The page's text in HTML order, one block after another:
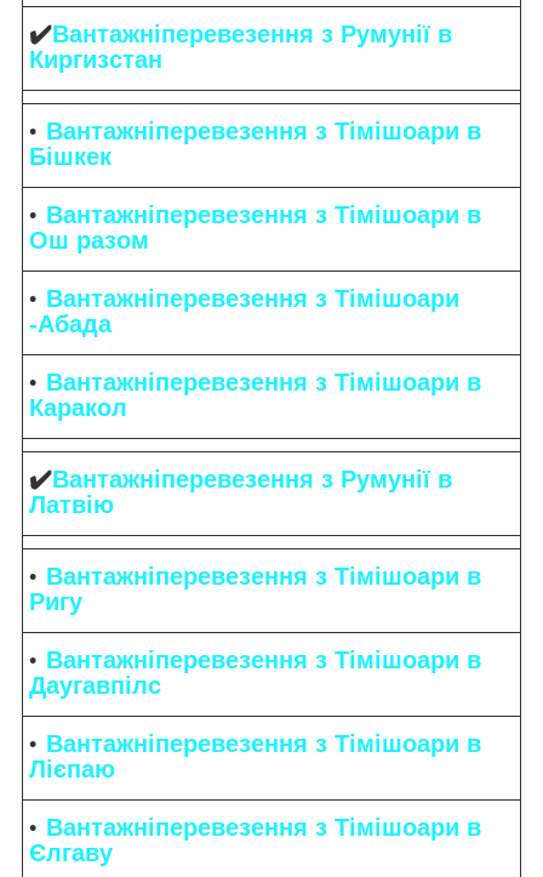
✔️Вантажніперевезення з Румунії в
Киргизстан
Вантажніперевезення з Тімішоари в
Бішкек
Вантажніперевезення з Тімішоари в
Ош разом
Вантажніперевезення з Тімішоари
-Абада
Вантажніперевезення з Тімішоари в
Каракол
✔️Вантажніперевезення з Румунії в
Латвію
Вантажніперевезення з Тімішоари в
Ригу
Вантажніперевезення з Тімішоари в
Даугавпілс
Вантажніперевезення з Тімішоари в
Лієпаю
Вантажніперевезення з Тімішоари в
Єлгаву